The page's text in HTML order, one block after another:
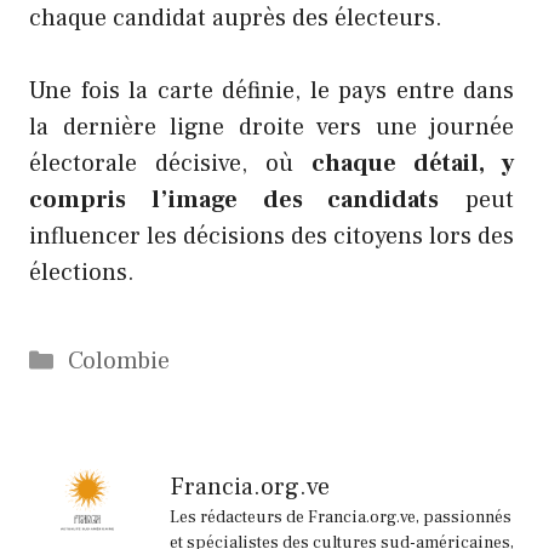
chaque candidat auprès des électeurs.
Une fois la carte définie, le pays entre dans
la dernière ligne droite vers une journée
électorale décisive, où chaque détail, y
compris l’image des candidats peut
influencer les décisions des citoyens lors des
élections.
Catégories
Colombie
Francia.org.ve
Les rédacteurs de Francia.org.ve, passionnés
et spécialistes des cultures sud-américaines,